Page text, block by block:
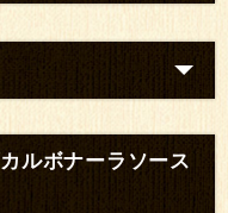
ルボナーラソース